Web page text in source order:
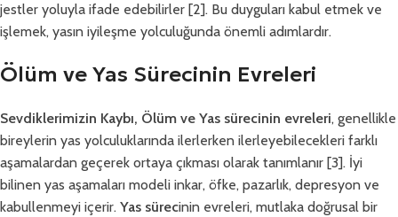
jestler yoluyla ifade edebilirler [2]. Bu duyguları kabul etmek ve
işlemek, yasın iyileşme yolculuğunda önemli adımlardır.
Ölüm ve Yas Sürecinin Evreleri
Sevdiklerimizin Kaybı, Ölüm ve Yas sürecinin evreleri, genellikle
bireylerin yas yolculuklarında ilerlerken ilerleyebilecekleri farklı
aşamalardan geçerek ortaya çıkması olarak tanımlanır [3]. İyi
bilinen yas aşamaları modeli inkar, öfke, pazarlık, depresyon ve
kabullenmeyi içerir. Yas sürecinin evreleri, mutlaka doğrusal bir